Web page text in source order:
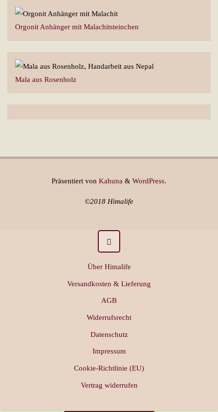
Orgonit Anhänger mit Malachitsteinchen
Mala aus Rosenholz
Präsentiert von Kahuna & WordPress.
©2018 Himalife
Über Himalife
Versandkosten & Lieferung
AGB
Widerrufsrecht
Datenschutz
Impressum
Cookie-Richtlinie (EU)
Vertrag widerrufen